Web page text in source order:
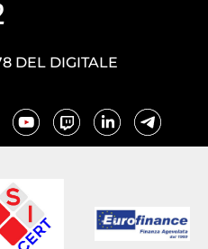
DEL DIGITALE